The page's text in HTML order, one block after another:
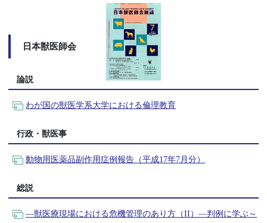
日本獣医師会
論説
わが国の獣医学系大学における倫理教育
行政・獣医事
動物用医薬品副作用症例報告（平成17年7月分）
総説
―獣医療現場における危機管理のあり方（II）―判例に学ぶ～